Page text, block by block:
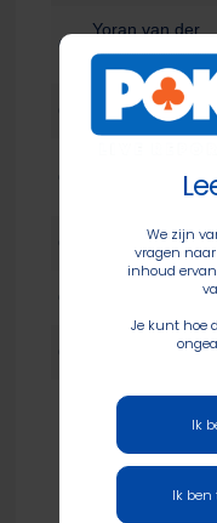
63
Yoran van der
Zwaag
Albert de Vries
Meyerhoven
Didier Bollen
Patrick de Jong
Vlugge Japie
Op zoek naar
van de
We zijn
vragen naar
inhoud
Je kunt hoe
Ik
Ik